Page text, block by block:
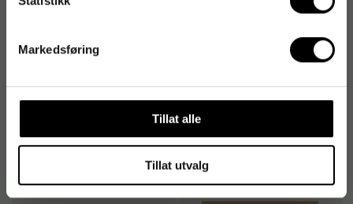
Markedsføring
Tillat alle
Tillat utvalg
75m (11)
807kr/stk
Kjøp
79kr/rl
Kjøp